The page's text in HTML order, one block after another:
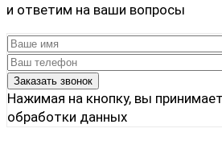
и ответим на ваши вопросы
Нажимая на кнопку, вы
обработки данных